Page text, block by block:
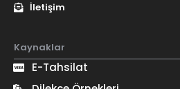
İletişim
Kaynaklar
E-Tahsilat